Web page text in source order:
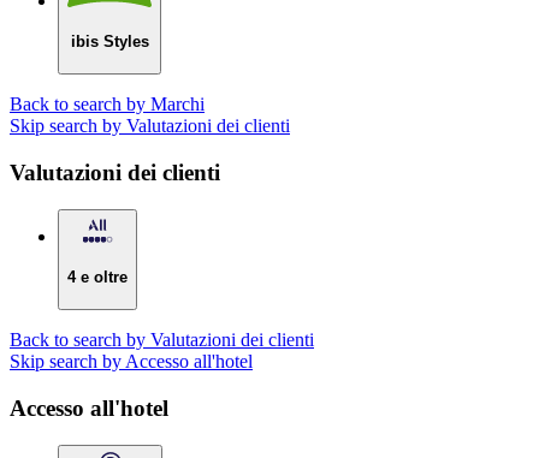
ibis Styles
Back to search by Marchi
Skip search by Valutazioni dei clienti
Valutazioni dei clienti
4 e oltre
Back to search by Valutazioni dei clienti
Skip search by Accesso all'hotel
Accesso all'hotel